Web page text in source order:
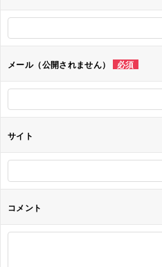
シ
ョ
ン
メール（公開されません） 必須
サイト
コメント